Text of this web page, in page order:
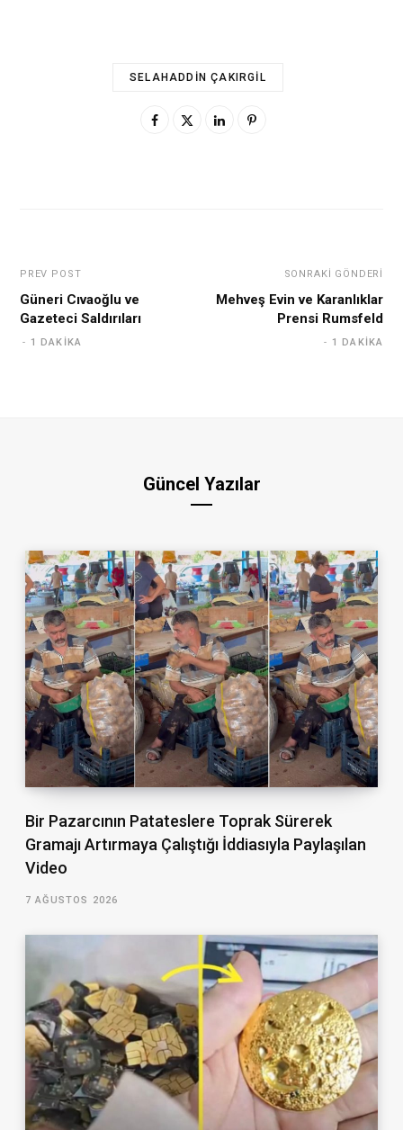
SELAHADDIN ÇAKIRGIL
PREV POST
Güneri Cıvaoğlu ve
Gazeteci Saldırıları
1 DAKIKA
SONRAKI GÖNDERI
Mehveş Evin ve Karanlıklar
Prensi Rumsfeld
1 DAKIKA
Güncel Yazılar
Bir Pazarcının Patateslere Toprak Sürerek
Gramajı Artırmaya Çalıştığı İddiasıyla Paylaşılan
Video
7 AĞUSTOS 2026